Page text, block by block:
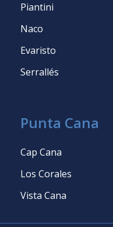
Piantini
Naco
Evaristo
Serrallés
Punta Cana
Cap Cana
Los Corales
Vista Cana